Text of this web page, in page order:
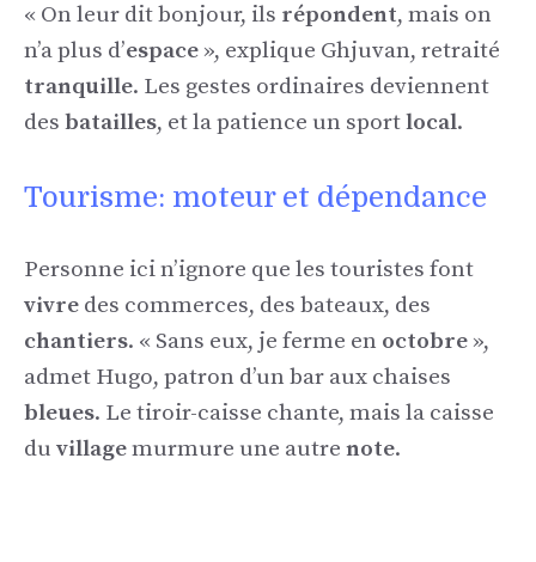
« On leur dit bonjour, ils répondent, mais on
n’a plus d’espace », explique Ghjuvan, retraité
tranquille. Les gestes ordinaires deviennent
des batailles, et la patience un sportlocal.
Tourisme: moteur et dépendance
Personne ici n’ignore que les touristes font
vivre des commerces, des bateaux, des
chantiers. « Sans eux, je ferme en octobre »,
admet Hugo, patron d’un bar aux chaises
bleues. Le tiroir-caisse chante, mais la caisse
du villagemurmure une autre note.